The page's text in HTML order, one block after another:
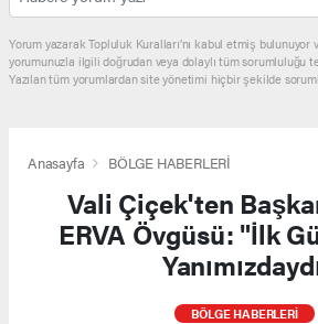
Yorum yazarak Topluluk Kuralları’nı kabul etmiş bulunuyor
yorumunuzla ilgili doğrudan veya dolaylı tüm sorumluluğu
Yazılan tüm yorumlardan site yönetimi hiçbir şekilde
Anasayfa BÖLGE HABERLERİ
Vali Çiçek'ten
ERVA Övgüsü: "İlk
BÖLGE HABERLERİ